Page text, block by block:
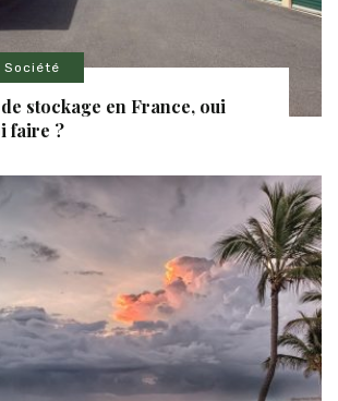
Société
stockage en France, oui
faire ?